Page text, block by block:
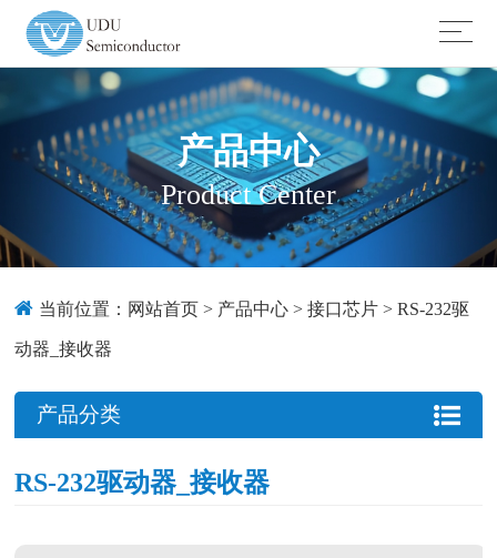
产品中心
Product Center
当前位置： 网站首页 > 产品中心 >接口芯片 >RS-232驱
动器_接收器
产品分类
RS-232驱动器_接收器